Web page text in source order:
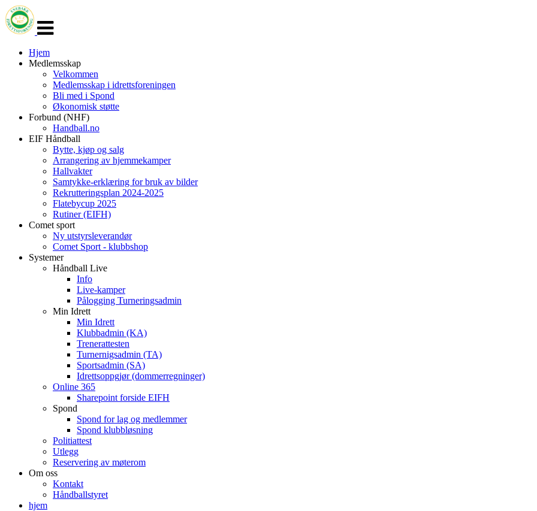
navigasjon
Hjem
Medlemsskap
Velkommen
Medlemsskap i idrettsforeningen
Bli med i Spond
Økonomisk støtte
Forbund (NHF)
Handball.no
EIF Håndball
Bytte, kjøp og salg
Arrangering av hjemmekamper
Hallvakter
Samtykke-erklæring for bruk av bilder
Rekrutteringsplan 2024-2025
Flatebycup 2025
Rutiner (EIFH)
Comet sport
Ny utstyrsleverandør
Comet Sport - klubbshop
Systemer
Håndball Live
Info
Live-kamper
Pålogging Turneringsadmin
Min Idrett
Min Idrett
Klubbadmin (KA)
Trenerattesten
Turnernigsadmin (TA)
Sportsadmin (SA)
Idrettsoppgjør (dommerregninger)
Online 365
Sharepoint forside EIFH
Spond
Spond for lag og medlemmer
Spond klubbløsning
Politiattest
Utlegg
Reservering av møterom
Om oss
Kontakt
Håndballstyret
hjem